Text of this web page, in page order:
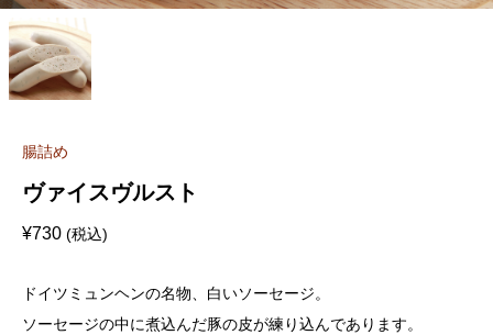
腸詰め
ヴァイスヴルスト
¥730 (税込)
ドイツミュンヘンの名物、白いソーセージ。
ソーセージの中に煮込んだ豚の皮が練り込んであります。